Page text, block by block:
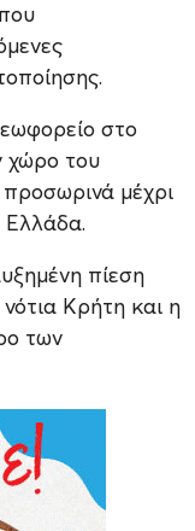
στο
χώρο του
μέχρι
Ελλάδα.
πίεση
Κρήτη και η
των